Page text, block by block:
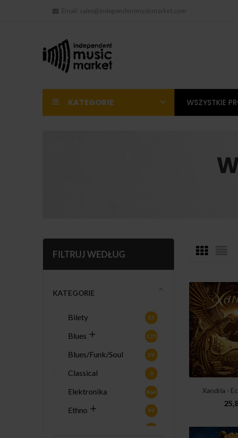
Email: sales@independentmusicmarket.com
KATEGORIE WSZYSTKIE
FILTRUJ WEDŁUG
KATEGORIE
Bilety 55
Blues 135
Blues/Funk/Soul 29
Classical 3
Elektronika 864
Ethno 99
Xandria -